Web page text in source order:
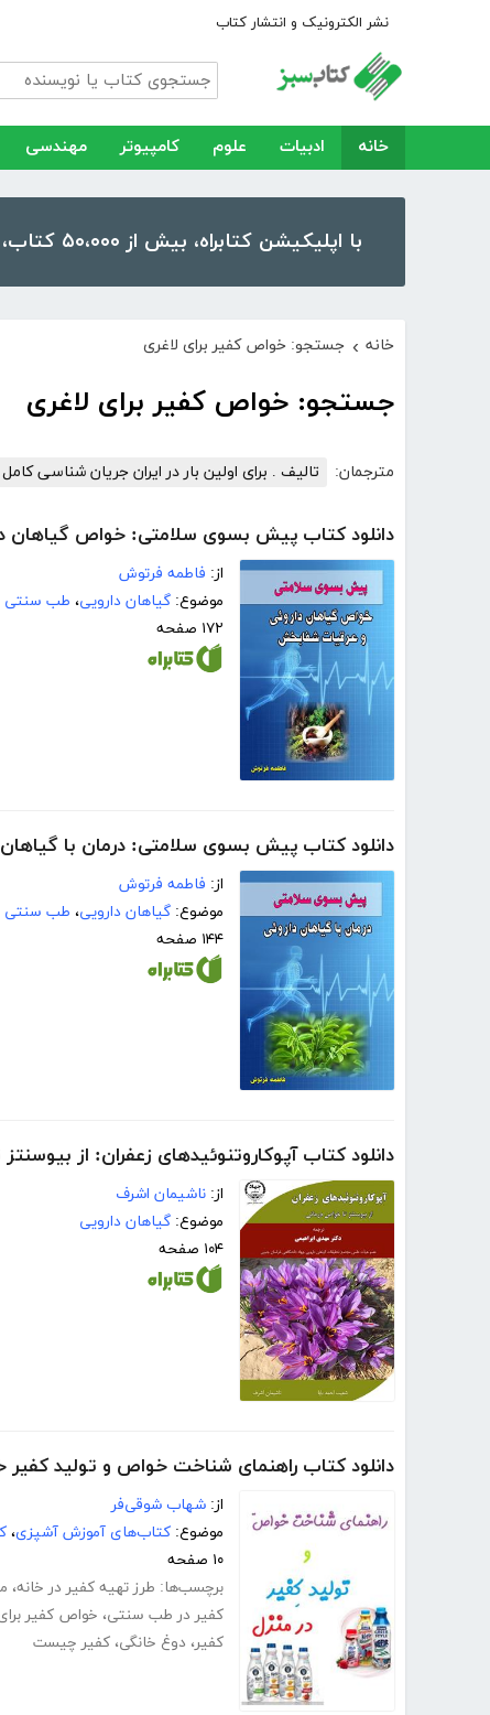
نشر الکترونیک و انتشار کتاب
خانه ادبیات علوم کامپیوتر مهندسی
با اپلیکیشن کتابراه، بیش از ۵۰،۰۰۰ کتاب، کتاب صوتی و رمان را در موبایل و تبلت خود داشته باشید!
خانه › جستجو: خواص کفیر برای لاغری
جستجو: خواص کفیر برای لاغری
مترجمان: تالیف . برای اولین بار در ایران جریان شناسی
دانلود کتاب پیش بسوی سلامتی: خواص گیاهان
از: فاطمه فرتوش
موضوع: گیاهان دارویی، طب سنتی
۱۷۲ صفحه
دانلود کتاب پیش بسوی سلامتی: درمان با گیاهان
از: فاطمه فرتوش
موضوع: گیاهان دارویی، طب سنتی
۱۴۴ صفحه
دانلود کتاب آپوکاروتنوئیدهای زعفران: از
از: ناشیمان اشرف
موضوع: گیاهان دارویی
۱۰۴ صفحه
دانلود کتاب راهنمای شناخت خواص و تولید کفیر
از: شهاب شوقی‌فر
موضوع: کتاب‌های آموزش آشپزی،
۱۰ صفحه
برچسب‌ها: طرز تهیه کفیر در خانه،
کفیر در طب سنتی، خواص کفیر
کفیر، دوغ خانگی، کفیر چیست